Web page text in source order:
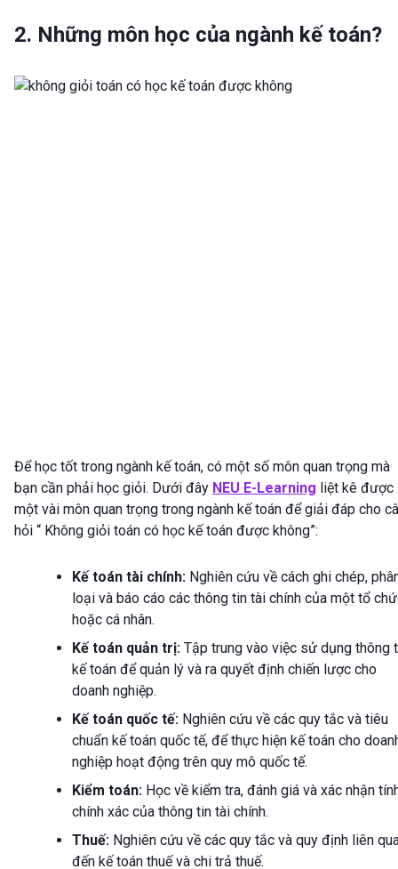
2. Những môn học của ngành kế toán?
Để học tốt trong ngành kế toán, có một số môn quan trọng mà
bạn cần phải học giỏi. Dưới đây NEU E-Learning liệt kê được
một vài môn quan trọng trong ngành kế toán để giải đáp cho
hỏi “ Không giỏi toán có học kế toán được không”:
Kế toán tài chính: Nghiên cứu về cách ghi chép,
loại và báo cáo các thông tin tài chính của một tổ
hoặc cá nhân.
Kế toán quản trị: Tập trung vào việc sử dụng thông
kế toán để quản lý và ra quyết định chiến lược cho
doanh nghiệp.
Kế toán quốc tế: Nghiên cứu về các quy tắc và tiêu
chuẩn kế toán quốc tế, để thực hiện kế toán cho
nghiệp hoạt động trên quy mô quốc tế.
Kiểm toán: Học về kiểm tra, đánh giá và xác nhận
chính xác của thông tin tài chính.
Thuế: Nghiên cứu về các quy tắc và quy định liên
đến kế toán thuế và chi trả thuế.